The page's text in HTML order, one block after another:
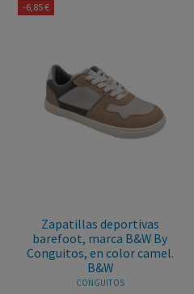
-6,85 €
Zapatillas deportivas
barefoot, marca B&W By
Conguitos, en color camel.
B&W
CONGUITOS